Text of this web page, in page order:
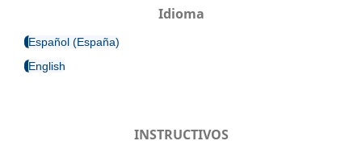
Idioma
Español (España)
English
INSTRUCTIVOS